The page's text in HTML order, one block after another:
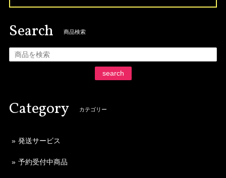
Search 商品検索
search
Category カテゴリー
発送サービス
予約受付中商品